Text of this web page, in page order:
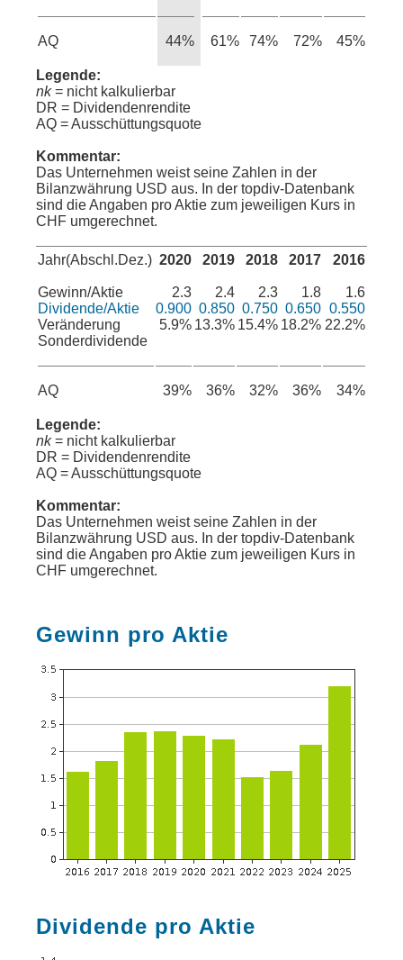
AQ 44% 61% 74% 72% 45%
Legende:
nk= nicht kalkulierbar
DR = Dividendenrendite
AQ = Ausschüttungsquote
Kommentar:
Das Unternehmen weist seine Zahlen in der
Bilanzwährung USD aus. In der topdiv-Datenbank
sind die Angaben pro Aktie zum jeweiligen Kurs in
CHF umgerechnet.
Jahr(Abschl.Dez.)
Gewinn/Aktie
Dividende/Aktie
Veränderung
Sonderdividende
AQ
2020
2.3
0.900
5.9%
39%
2019
2.4
0.850
13.3%
36%
2018
2.3
0.750
15.4%
32%
2017
1.8
0.650
18.2%
36%
2016
1.6
0.550
22.2%
34%
Legende:
nk= nicht kalkulierbar
DR = Dividendenrendite
AQ = Ausschüttungsquote
Kommentar:
Das Unternehmen weist seine Zahlen in der
Bilanzwährung USD aus. In der topdiv-Datenbank
sind die Angaben pro Aktie zum jeweiligen Kurs in
CHF umgerechnet.
Gewinn pro Aktie
Dividende pro Aktie